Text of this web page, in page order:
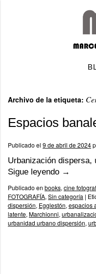
Archivo de la etiqueta:
Espacios
Publicado el 9 de abril de 2024
Urbanización dispersa,
Sigue leyendo →
Publicado en books, cine
FOTOGRAFÍA, Sin categoría |
dispersión, Egglestón, espacios
latente, Marchionni,
urbanidad urbano dispersión,